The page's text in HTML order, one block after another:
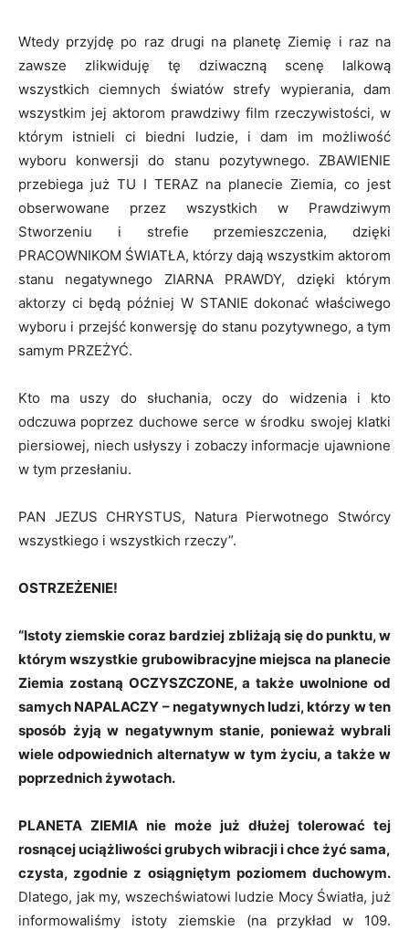
Wtedy przyjdę po raz drugi na planetę Ziemię i raz na
zawsze zlikwiduję tę dziwaczną scenę lalkową
wszystkich ciemnych światów strefy wypierania, dam
wszystkim jej aktorom prawdziwy film rzeczywistości, w
którym istnieli ci biedni ludzie, i dam im możliwość
wyboru konwersji do stanu pozytywnego. ZBAWIENIE
przebiega już TU I TERAZ na planecie Ziemia, co jest
obserwowane przez wszystkich w Prawdziwym
Stworzeniu i strefie przemieszczenia, dzięki
PRACOWNIKOM ŚWIATŁA, którzy dają wszystkim aktorom
stanu negatywnego ZIARNA PRAWDY, dzięki którym
aktorzy ci będą później W STANIE dokonać właściwego
wyboru i przejść konwersję do stanu pozytywnego, a tym
samym PRZEŻYĆ.
Kto ma uszy do słuchania, oczy do widzenia i kto
odczuwa poprzez duchowe serce w środku swojej klatki
piersiowej, niech usłyszy i zobaczy informacje ujawnione
w tym przesłaniu.
PAN JEZUS CHRYSTUS, Natura Pierwotnego Stwórcy
wszystkiego i wszystkich rzeczy”.
OSTRZEŻENIE!
“Istoty ziemskie coraz bardziej zbliżają się do punktu, w
którym wszystkie grubowibracyjnemiejsca na planecie
Ziemia zostaną OCZYSZCZONE, a także uwolnione od
samych NAPALACZY –negatywnych ludzi, którzy w ten
sposób żyją w negatywnym stanie, ponieważ wybrali
wiele odpowiednich alternatyw w tym życiu, a także w
poprzednich żywotach.
PLANETA ZIEMIA nie może już dłużej tolerować tej
rosnącej uciążliwości grubych wibracji i chce żyć sama,
czysta, zgodnie z osiągniętym poziomem duchowym.
Dlatego, jak my, wszechświatowi ludzie Mocy Światła, już
informowaliśmy istoty ziemskie (na przykład w 109.